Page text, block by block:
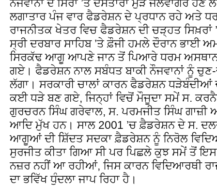
ਨੌਜਵਾਨਾਂ ਦੇ ਸਿਰਾਂ ’ਤੇ ਦਸਤਾਰਾਂ ਮੁੜ ਜਲਵਾਗਰ
ਲਗਾਤਾਰ ਪੰਜ ਵਾਰ ਫੈਡਰੇਸ਼ਨ ਦੇ ਪ੍ਰਧਾਨ ਰਹੇ ਅਤੇ
ਰਾਜਨੀਤਕ ਖੇਤਰ ਵਿਚ ਫੈਡਰੇਸ਼ਨ ਦੀ ਚੜ੍ਹਤ
ਸ੍ਰੀ ਦਰਬਾਰ ਸਾਹਿਬ ’ਤੇ ਫ਼ੌਜੀ ਹਮਲੇ ਦੌਰਾਨ ਭਾਈ
ਸਿਰਕੱਢ ਆਗੂ ਆਪਣੇ ਜਾਨ ਤੋਂ ਪਿਆਰੇ ਧਰਮ ਅਸਥਾਨ
ਗਏ। ਫੈਡਰੇਸ਼ਨ ਨਾਲ ਸਬੰਧਤ ਬਾਕੀ ਨੌਜਵਾਨਾਂ ਨੂੰ
ਲੱਗਾ। ਸਰਕਾਰੀ ਚਾਲਾਂ ਕਾਰਨ ਫੈਡਰੇਸ਼ਨ
ਕਈ ਧੜੇ ਬਣ ਗਏ, ਜਿਨ੍ਹਾਂ ਵਿਚੋਂ ਮੌਜੂਦਾ ਸਮੇਂ ਸ.
ਗੁਰਚਰਨ ਸਿੰਘ ਗਰੇਵਾਲ, ਸ. ਪਰਮਜੀਤ ਸਿੰਘ ਗਾਜ਼ੀ
ਆਦਿ ਮੁੱਖ ਹਨ। ਸਾਲ 2001 ’ਚ ਫ਼ੈਡਰੇਸ਼ਨ ਦੇ ਸ.
ਆਗੂਆਂ ਦੀ ਸ਼ਿੱਦਤ ਸਦਕਾ ਫ਼ੈਡਰੇਸ਼ਨ ਨੂੰ ਨਿਰੋਲ
ਸੁਰਜੀਤ ਕੀਤਾ ਗਿਆ ਸੀ ਪਰ ਪਿਛਲੇ ਕੁਝ ਸਮੇਂ ਤੋਂ
ਨਜ਼ਰ ਨਹੀਂ ਆ ਰਹੀਆਂ, ਜਿਸ ਕਾਰਨ ਵਿਦਿਆਰਥੀ
ਦਾ ਭਵਿੱਖ ਧੁੰਦਲਾ ਜਾਪ ਰਿਹਾ ਹੈ।